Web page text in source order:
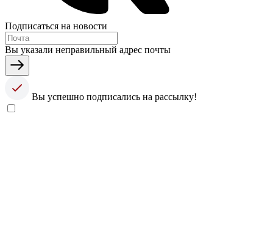
Подписаться на новости
Вы указали неправильный адрес почты
Вы успешно подписались на рассылку!